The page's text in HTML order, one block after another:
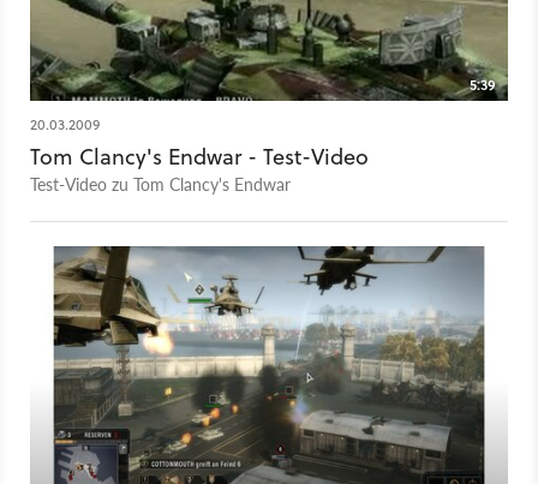
5:39
20.03.2009
Tom Clancy's Endwar - Test-Video
Test-Video zu Tom Clancy's Endwar